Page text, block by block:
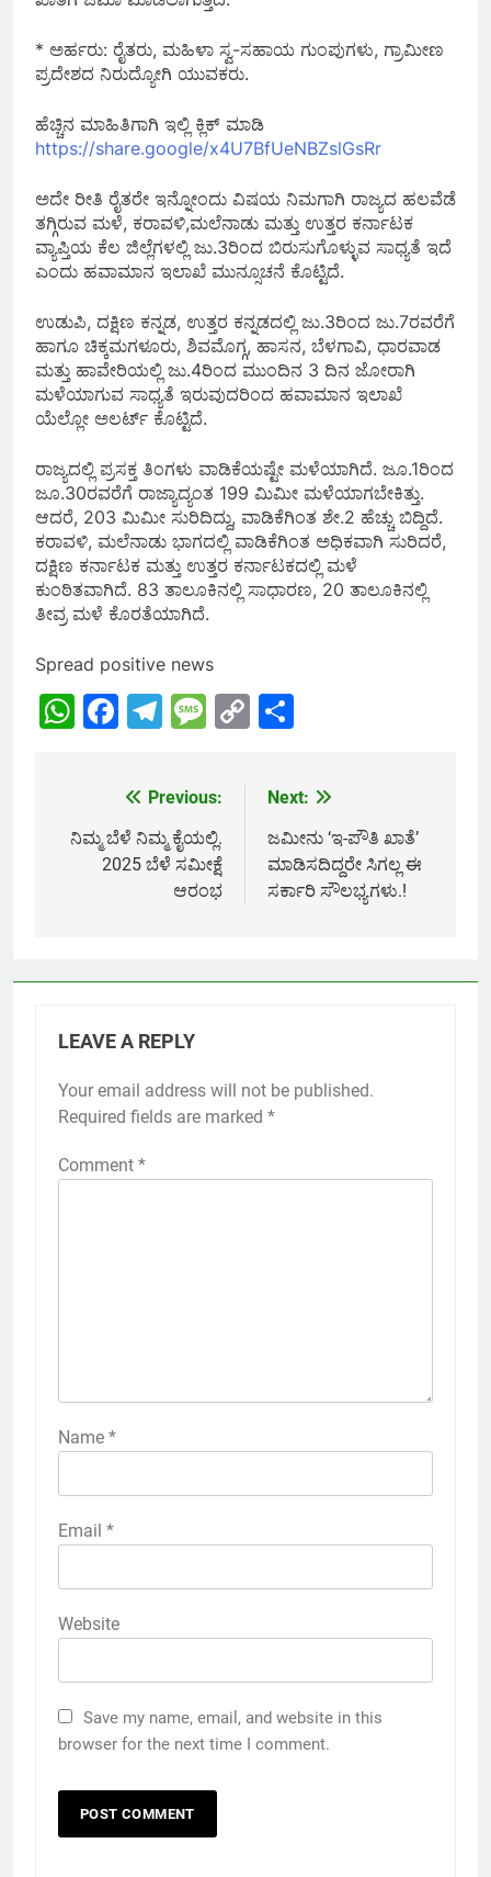
* ಅರ್ಹರು: ರೈತರು, ಮಹಿಳಾ ಸ್ವ-ಸಹಾಯ ಗುಂಪುಗಳು, ಗ್ರಾಮೀಣ
ಪ್ರದೇಶದ ನಿರುದ್ಯೋಗಿ ಯುವಕರು.
ಹೆಚ್ಚಿನ ಮಾಹಿತಿಗಾಗಿ ಇಲ್ಲಿ ಕ್ಲಿಕ್ ಮಾಡಿ
https://share.google/x4U7BfUeNBZslGsRr
ಅದೇ ರೀತಿ ರೈತರೇ ಇನ್ನೋಂದು ವಿಷಯ ನಿಮಗಾಗಿ ರಾಜ್ಯದ ಹಲವೆಡೆ
ತಗ್ಗಿರುವ ಮಳೆ, ಕರಾವಳಿ,ಮಲೆನಾಡು ಮತ್ತು ಉತ್ತರ ಕರ್ನಾಟಕ
ವ್ಯಾಪ್ತಿಯ ಕೆಲ ಜಿಲ್ಲೆಗಳಲ್ಲಿ ಜು.3ರಿಂದ ಬಿರುಸುಗೊಳ್ಳುವ ಸಾಧ್ಯತೆ ಇದೆ
ಎಂದು ಹವಾಮಾನ ಇಲಾಖೆ ಮುನ್ಸೂಚನೆ ಕೊಟ್ಟಿದೆ.
ಉಡುಪಿ, ದಕ್ಷಿಣ ಕನ್ನಡ, ಉತ್ತರ ಕನ್ನಡದಲ್ಲಿ ಜು.3ರಿಂದ ಜು.7ರವರೆಗೆ
ಹಾಗೂ ಚಿಕ್ಕಮಗಳೂರು, ಶಿವಮೊಗ್ಗ, ಹಾಸನ, ಬೆಳಗಾವಿ, ಧಾರವಾಡ
ಮತ್ತು ಹಾವೇರಿಯಲ್ಲಿ ಜು.4ರಿಂದ ಮುಂದಿನ 3 ದಿನ ಜೋರಾಗಿ
ಮಳೆಯಾಗುವ ಸಾಧ್ಯತೆ ಇರುವುದರಿಂದ ಹವಾಮಾನ ಇಲಾಖೆ
ಯೆಲ್ಲೋ ಅಲರ್ಟ್ ಕೊಟ್ಟಿದೆ.
ರಾಜ್ಯದಲ್ಲಿ ಪ್ರಸಕ್ತ ತಿಂಗಳು ವಾಡಿಕೆಯಷ್ಟೇ ಮಳೆಯಾಗಿದೆ. ಜೂ.1ರಿಂದ
ಜೂ.30ರವರೆಗೆ ರಾಜ್ಯಾದ್ಯಂತ 199 ಮಿಮೀ ಮಳೆಯಾಗಬೇಕಿತ್ತು.
ಆದರೆ, 203 ಮಿಮೀ ಸುರಿದಿದ್ದು, ವಾಡಿಕೆಗಿಂತ ಶೇ.2 ಹೆಚ್ಚು ಬಿದ್ದಿದೆ.
ಕರಾವಳಿ, ಮಲೆನಾಡು ಭಾಗದಲ್ಲಿ ವಾಡಿಕೆಗಿಂತ ಅಧಿಕವಾಗಿ ಸುರಿದರೆ,
ದಕ್ಷಿಣ ಕರ್ನಾಟಕ ಮತ್ತು ಉತ್ತರ ಕರ್ನಾಟಕದಲ್ಲಿ ಮಳೆ
ಕುಂಠಿತವಾಗಿದೆ. 83 ತಾಲೂಕಿನಲ್ಲಿ ಸಾಧಾರಣ, 20 ತಾಲೂಕಿನಲ್ಲಿ
ತೀವ್ರ ಮಳೆ ಕೊರತೆಯಾಗಿದೆ.
Spread positive news
WhatsApp
Facebook
Telegram
Message
Copy
navigation
Previous:
ನಿಮ್ಮ ಬೆಳೆ ನಿಮ್ಮ ಕೈಯಲ್ಲಿ.
2025 ಬೆಳೆ ಸಮೀಕ್ಷೆ
ಆರಂಭ
Next:
ಜಮೀನು ‘ಇ-ಪೌತಿ ಖಾತೆ’
ಮಾಡಿಸದಿದ್ದರೇ ಸಿಗಲ್ಲ ಈ
ಸರ್ಕಾರಿ ಸೌಲಭ್ಯಗಳು.!
LEAVE A REPLY
Your email address will not be published.
Required fields are marked *
Comment *
Name *
Email *
Website
Save my name, email, and website in this
browser for the next time I comment.